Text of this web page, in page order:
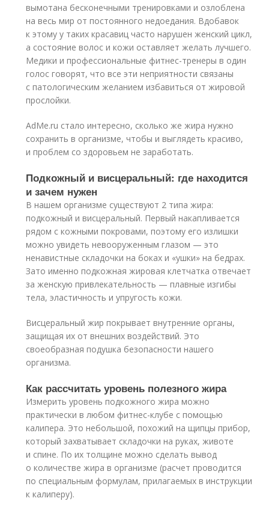
вымотана бесконечными тренировками и озлоблена
на весь мир от постоянного недоедания. Вдобавок
к этому у таких красавиц часто нарушен женский цикл,
а состояние волос и кожи оставляет желать лучшего.
Медики и профессиональные фитнес-тренеры в один
голос говорят, что все эти неприятности связаны
с патологическим желанием избавиться от жировой
прослойки.
AdMe.ru стало интересно, сколько же жира нужно
сохранить в организме, чтобы и выглядеть красиво,
и проблем со здоровьем не заработать.
Подкожный и висцеральный: где находится
и зачем нужен
В нашем организме существуют 2 типа жира:
подкожный и висцеральный. Первый накапливается
рядом с кожными покровами, поэтому его излишки
можно увидеть невооруженным глазом — это
ненавистные складочки на боках и «ушки» на бедрах.
Зато именно подкожная жировая клетчатка отвечает
за женскую привлекательность — плавные изгибы
тела, эластичность и упругость кожи.
Висцеральный жир покрывает внутренние органы,
защищая их от внешних воздействий. Это
своеобразная подушка безопасности нашего
организма.
Как рассчитать уровень полезного жира
Измерить уровень подкожного жира можно
практически в любом фитнес-клубе с помощью
калипера. Это небольшой, похожий на щипцы прибор,
который захватывает складочки на руках, животе
и спине. По их толщине можно сделать вывод
о количестве жира в организме (расчет проводится
по специальным формулам, прилагаемых в инструкции
к калиперу).